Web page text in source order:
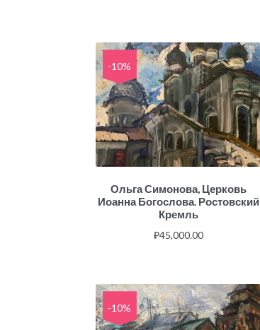
-10%
Ольга Симонова, Церковь
Иоанна Богослова. Ростовский
Кремль
₽45,000.00
-10%